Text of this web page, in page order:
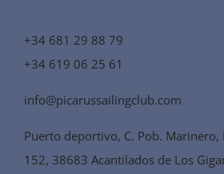
+34 681 29 88 79
+34 619 06 25 61
info@picarussailingclub.com
Puerto deportivo, C. Pob. Marinero,
152, 38683 Acantilados de Los